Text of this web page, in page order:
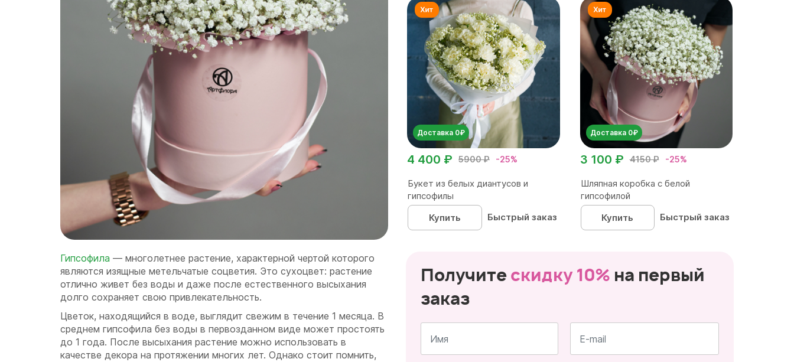
Гипсофила — многолетнее растение, характерной чертой которого
являются изящные метельчатые соцветия. Это сухоцвет: растение
отлично живет без воды и даже после естественного высыхания
долго сохраняет свою привлекательность.
Цветок, находящийся в воде, выглядит свежим в течение 1 месяца. В
среднем гипсофила без воды в первозданном виде может простоять
до 1 года. После высыхания растение можно использовать в
качестве декора на протяжении многих лет. Однако стоит помнить,
Доставка 0₽
5900 ₽ -25%
4 400 ₽
Букет из белых диантусов и
гипсофилы
Купить
Быстрый заказ
Доставка 0₽
4150 ₽ -25%
3 100 ₽
Шляпная коробка с белой
гипсофилой
Купить
Быстрый заказ
Получитескидку 10% на первый
заказ